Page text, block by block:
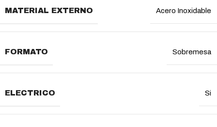
MATERIAL EXTERNO Acero Inoxidable
FORMATO Sobremesa
ELECTRICO Si